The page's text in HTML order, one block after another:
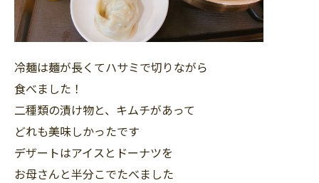
冷麺は麺が長くてハサミで切りながら
食べました！
二種類の漬け物と、キムチがあって
どれも美味しかったです
デザートはアイスとドーナツを
お母さんと半分こでたべました